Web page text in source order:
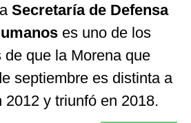
Secretaría de Defensa
es uno de los
que la Morena que
septiembre es distinta a
2012 y triunfó en 2018.